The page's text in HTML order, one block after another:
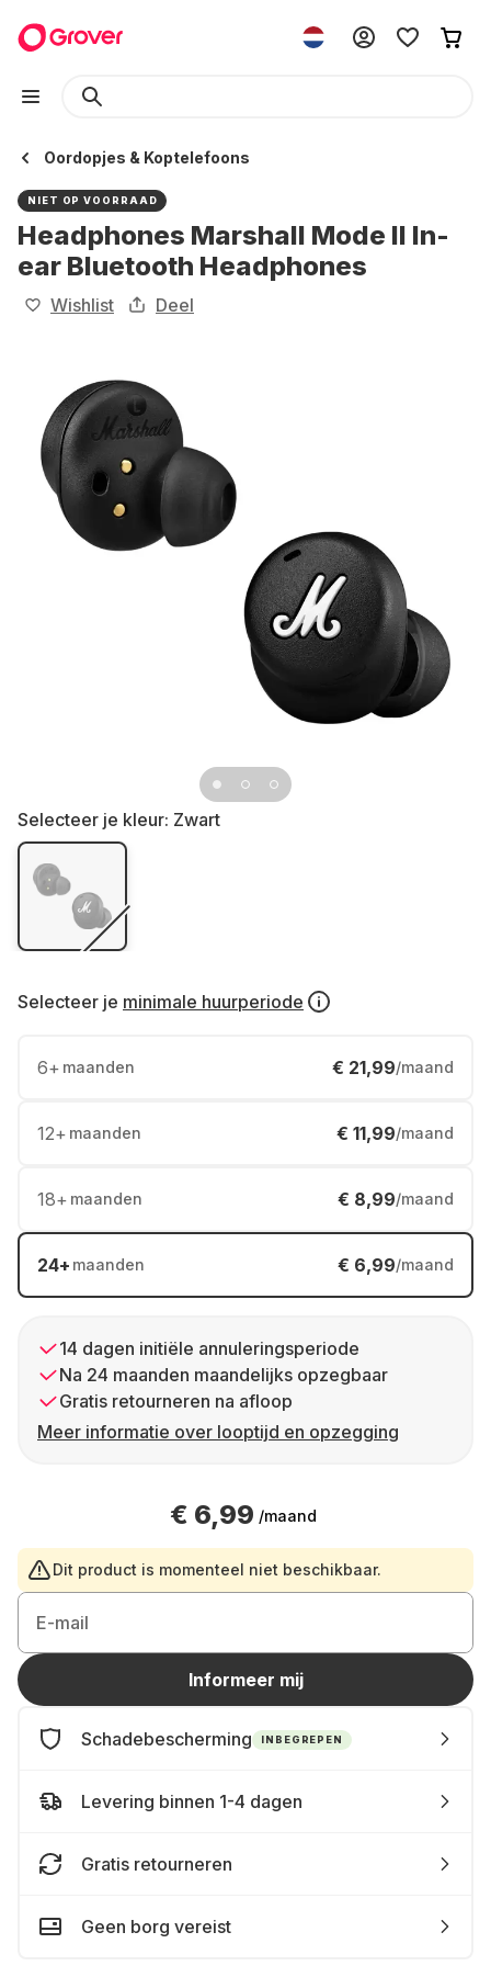
Oordopjes & Koptelefoons
NIET OP VOORRAAD
Headphones Marshall Mode II In-
ear Bluetooth Headphones
Wishlist Deel
Selecteer je kleur: Zwart
Selecteer je minimale huurperiode
6+ maanden € 21,99/maand
12+ maanden € 11,99/maand
18+ maanden € 8,99/maand
24+ maanden € 6,99/maand
14 dagen initiële annuleringsperiode
Na 24 maanden maandelijks opzegbaar
Gratis retourneren na afloop
Meer informatie over looptijd en opzegging
€ 6,99 /maand
Dit product is momenteel niet beschikbaar.
E-mail
Informeer mij
Schadebescherming INBEGREPEN
Levering binnen 1-4 dagen
Gratis retourneren
Geen borg vereist